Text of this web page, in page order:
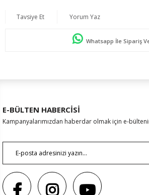
Tavsiye Et Yorum Yaz
Whatsapp İle Sipariş
E-BÜLTEN HABERCİSİ
Kampanyalarımızdan haberdar olmak için e-